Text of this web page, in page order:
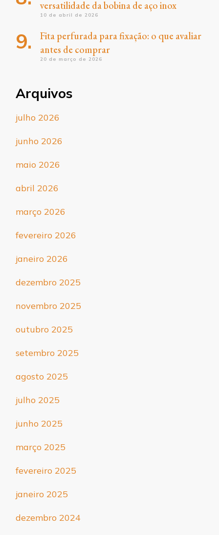
versatilidade da bobina de aço inox
10 de abril de 2026
Fita perfurada para fixação: o que avaliar
antes de comprar
20 de março de 2026
Arquivos
julho 2026
junho 2026
maio 2026
abril 2026
março 2026
fevereiro 2026
janeiro 2026
dezembro 2025
novembro 2025
outubro 2025
setembro 2025
agosto 2025
julho 2025
junho 2025
março 2025
fevereiro 2025
janeiro 2025
dezembro 2024